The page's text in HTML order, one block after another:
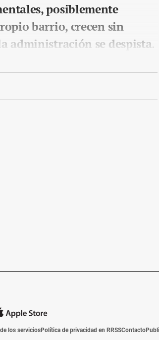
posiblemente
barrio, crecen sin
administración se despista.
los serviciosPolítica de privacidad en RRSSContacto